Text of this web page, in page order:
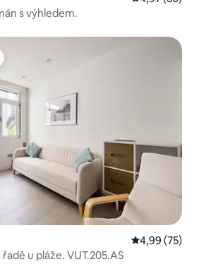
s výhledem.
u hostů
Průměrné
4,99 (75)
u pláže. VUT.205.AS